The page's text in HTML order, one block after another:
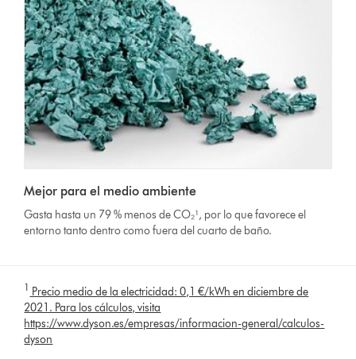
Mejor para el medio ambiente
Gasta hasta un 79 % menos de CO₂¹, por lo que favorece el
entorno tanto dentro como fuera del cuarto de baño.
1 Precio medio de la electricidad: 0,1 €/kWh en diciembre de
2021. Para los cálculos, visita
https://www.dyson.es/empresas/informacion-general/calculos-
dyson